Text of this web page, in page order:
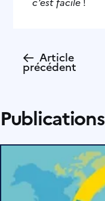
← Article
précédent